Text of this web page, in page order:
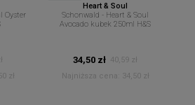
Oyster
zł
Heart & Soul
Schonwald - Heart & Soul
Avocado kubek 250ml H&S
34,50 zł
40,59 zł
Najniższa cena:
34,50 zł